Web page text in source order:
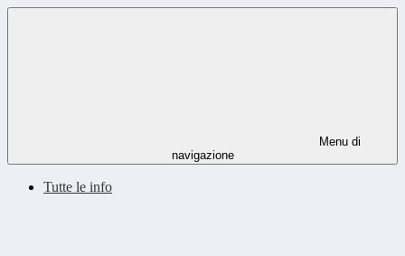
Menu di
navigazione
Tutte le info